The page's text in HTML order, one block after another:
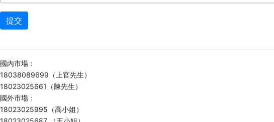
提交
國內市場：
18038089699（上官先生）
18023025661（陳先生）
國外市場：
18023025995（高小姐）